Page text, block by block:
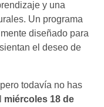
y una
Un programa
diseñado para
el deseo de
todavía no has
miércoles 18 de